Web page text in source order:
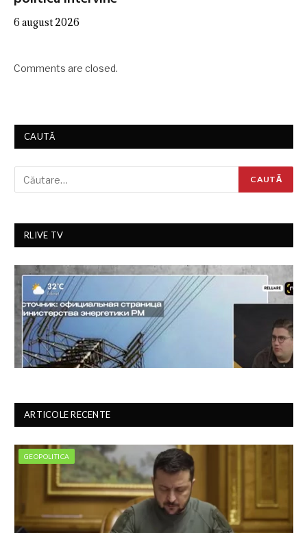
6 august 2026
Comments are closed.
CAUTĂ
RLIVE TV
ARTICOLE RECENTE
GEOPOLITICA